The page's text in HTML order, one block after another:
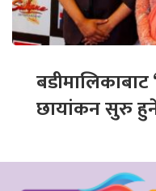
छायांकन सुरु